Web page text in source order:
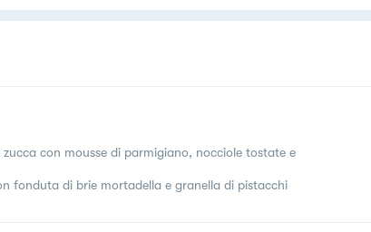
zucca con mousse di parmigiano, nocciole tostate e
fonduta di brie mortadella e granella di pistacchi